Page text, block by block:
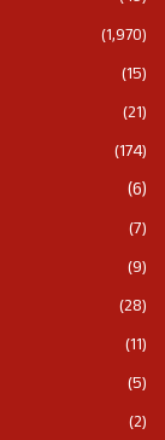
(1,970)
(15)
(21)
(174)
(6)
(7)
(9)
(28)
(11)
(5)
(2)